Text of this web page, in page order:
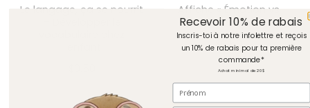
Le langage, ça se nourrit
Affiche « Émotion vs
Comportement »
$0.50
Recevoir 10% de rabais
Inscris-toi à notre infolettre et reçois
un 10% de rabais pour ta première
commande*
Achat minimal de 20$
Prénom